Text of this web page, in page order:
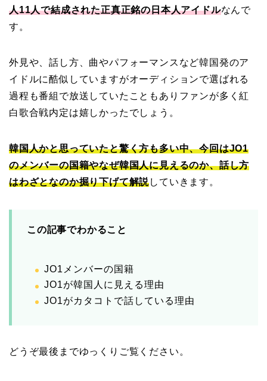
人11人で結成された正真正銘の日本人アイドルなんで
す。
外見や、話し方、曲やパフォーマンスなど韓国発のア
イドルに酷似していますがオーディションで選ばれる
過程も番組で放送していたこともありファンが多く紅
白歌合戦内定は嬉しかったでしょう。
韓国人かと思っていたと驚く方も多い中、今回はJO1
のメンバーの国籍やなぜ韓国人に見えるのか、話し方
はわざとなのか掘り下げて解説していきます。
この記事でわかること
JO1メンバーの国籍
JO1が韓国人に見える理由
JO1がカタコトで話している理由
どうぞ最後までゆっくりご覧ください。